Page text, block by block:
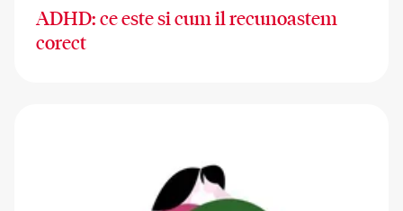
ADHD: ce este si cum il recunoastem
corect